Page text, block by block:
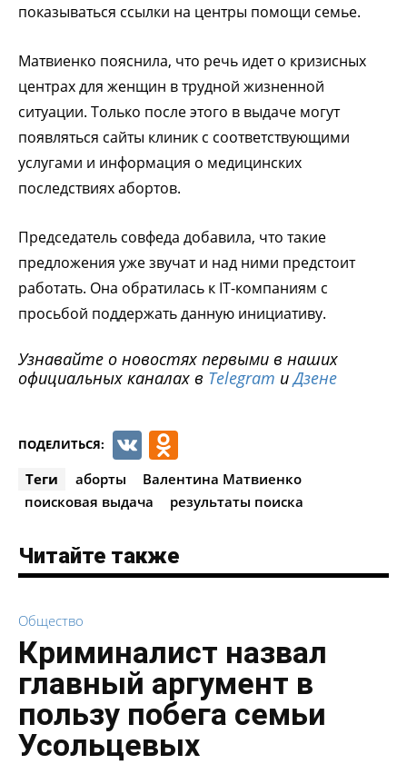
показываться ссылки на центры помощи семье.
Матвиенко пояснила, что речь идет о кризисных
центрах для женщин в трудной жизненной
ситуации. Только после этого в выдаче могут
появляться сайты клиник с соответствующими
услугами и информация о медицинских
последствиях абортов.
Председатель совфеда добавила, что такие
предложения уже звучат и над ними предстоит
работать. Она обратилась к IT-компаниям с
просьбой поддержать данную инициативу.
Узнавайте о новостях первыми в наших
официальных каналах в Telegram иДзене
ПОДЕЛИТЬСЯ: VK
Теги аборты
Валентина Матвиенко
поисковая выдача
результаты поиска
Читайте также
Общество
Криминалист назвал
главный аргумент в
пользу побега семьи
Усольцевых